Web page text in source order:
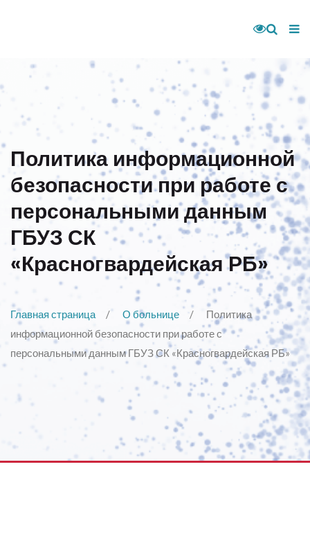
Политика информационной
безопасности при работе с
персональными данным
ГБУЗ СК
«Красногвардейская РБ»
Главная страница О больнице
Политика
информационной безопасности при работе с
персональными данным ГБУЗ СК «Красногвардейская РБ»